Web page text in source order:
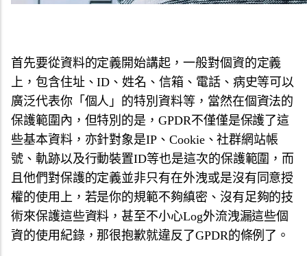
首先要從資料的定義開始講起，一般對個資的定義
上，包含住址、ID、姓名、信箱、電話、病史等可以
廣泛代表你「個人」的特別資料等，當然在個資法的
保護範圍內，但特別的是，GPDR不僅僅是保護了這
些基本資料，亦針對象是IP、Cookie、社群網站帳
號、軌跡以及行動裝置ID等也是這次的保護範圍，而
且他們對保護的定義並非只有在外洩或是沒有同意授
權的使用上，若是你的規範不夠縝密、沒有足夠的技
術來保護這些資料，甚至不小心Log外流洩漏這些個
資的使用紀錄，那很抱歉就違反了GPDR的條例了。